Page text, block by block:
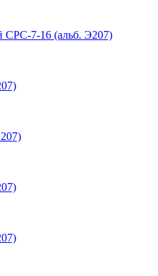
СРС-7-16 (альб. Э207)